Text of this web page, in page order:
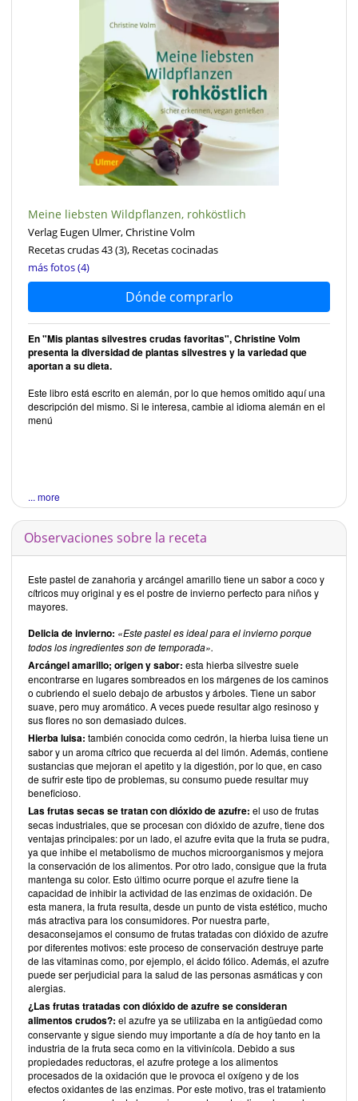
Meine liebsten Wildpflanzen, rohköstlich
Verlag Eugen Ulmer, Christine Volm
Recetas crudas 43(3), Recetas cocinadas
más fotos (4)
Dónde comprarlo
En "Mis plantas silvestres crudas favoritas", Christine Volm
presenta la diversidad de plantas silvestres y la variedad que
aportan a su dieta.
Este libro está escrito en alemán, por lo que hemos omitido aquí una
descripción del mismo. Si le interesa, cambie al idioma alemán en el
menú
... more
Observaciones sobre la receta
Este pastel de zanahoria y arcángel amarillo tiene un sabor a coco y
cítricos muy original y es el postre de invierno perfecto para niños y
mayores.
Delicia de invierno: «Este pastel es ideal para el invierno porque
todos los ingredientes son de temporada».
Arcángel amarillo; origen y sabor: esta hierba silvestre suele
encontrarse en lugares sombreados en los márgenes de los caminos
o cubriendo el suelo debajo de arbustos y árboles. Tiene un sabor
suave, pero muy aromático. A veces puede resultar algo resinoso y
sus flores no son demasiado dulces.
Hierba luisa: también conocida como cedrón, la hierba luisa tiene un
sabor y un aroma cítrico que recuerda al del limón. Además, contiene
sustancias que mejoran el apetito y la digestión, por lo que, en caso
de sufrir este tipo de problemas, su consumo puede resultar muy
beneficioso.
Las frutas secas se tratan con dióxido de azufre: el uso de frutas
secas industriales, que se procesan con dióxido de azufre, tiene dos
ventajas principales: por un lado, el azufre evita que la fruta se pudra,
ya que inhibe el metabolismo de muchos microorganismos y mejora
la conservación de los alimentos. Por otro lado, consigue que la fruta
mantenga su color. Esto último ocurre porque el azufre tiene la
capacidad de inhibir la actividad de las enzimas de oxidación. De
esta manera, la fruta resulta, desde un punto de vista estético, mucho
más atractiva para los consumidores. Por nuestra parte,
desaconsejamos el consumo de frutas tratadas con dióxido de azufre
por diferentes motivos: este proceso de conservación destruye parte
de las vitaminas como, por ejemplo, el ácido fólico. Además, el azufre
puede ser perjudicial para la salud de las personas asmáticas y con
alergias.
¿Las frutas tratadas con dióxido de azufre se consideran
alimentos crudos?: el azufre ya se utilizaba en la antigüedad como
conservante y sigue siendo muy importante a día de hoy tanto en la
industria de la fruta seca como en la vitivinícola. Debido a sus
propiedades reductoras, el azufre protege a los alimentos
procesados de la oxidación que le provoca el oxígeno y de los
efectos oxidantes de las enzimas. Por este motivo, tras el tratamiento